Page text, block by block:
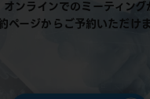
ンラインでのミーティング
ページからご予約いただけま